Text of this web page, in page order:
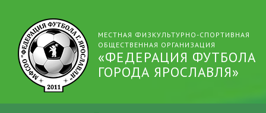
МЕСТНАЯ ФИЗКУЛЬТУРНО-СПОРТИВНАЯ
ОБЩЕСТВЕННАЯ ОРГАНИЗАЦИЯ
«ФЕДЕРАЦИЯ ФУТБОЛА
ГОРОДА ЯРОСЛАВЛЯ»